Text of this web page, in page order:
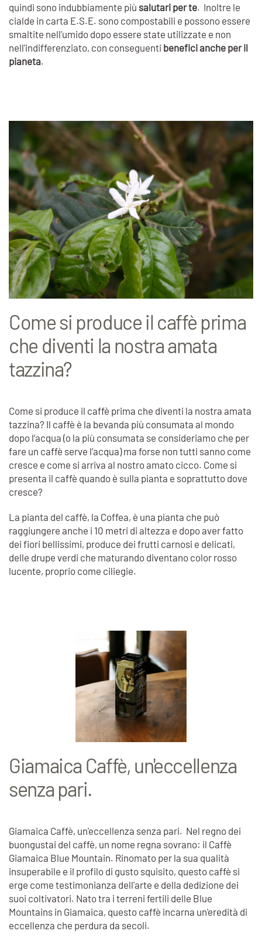
quindi sono indubbiamente più salutari per te. Inoltre le
cialde in carta E.S.E. sono compostabili e possono essere
smaltite nell'umido dopo essere state utilizzate e non
nell'indifferenziato, con conseguenti benefici anche per il
pianeta.
Come si produce il caffè prima
che diventi la nostra amata
tazzina?
Come si produce il caffè prima che diventi la nostra amata
tazzina? Il caffè è la bevanda più consumata al mondo
dopo l’acqua (o la più consumata se consideriamo che per
fare un caffè serve l’acqua) ma forse non tutti sanno come
cresce e come si arriva al nostro amato cicco. Come si
presenta il caffè quando è sulla pianta e soprattutto dove
cresce?
La pianta del caffè, la Coffea, è una pianta che può
raggiungere anche i 10 metri di altezza e dopo aver fatto
dei fiori bellissimi, produce dei frutti carnosi e delicati,
delle drupe verdi che maturando diventano color rosso
lucente, proprio come ciliegie.
Giamaica Caffè, un'eccellenza
senza pari.
Giamaica Caffè, un'eccellenza senza pari. Nel regno dei
buongustai del caffè, un nome regna sovrano: il Caffè
Giamaica Blue Mountain. Rinomato per la sua qualità
insuperabile e il profilo di gusto squisito, questo caffè si
erge come testimonianza dell'arte e della dedizione dei
suoi coltivatori. Nato tra i terreni fertili delle Blue
Mountains in Giamaica, questo caffè incarna un'eredità di
eccellenza che perdura da secoli.